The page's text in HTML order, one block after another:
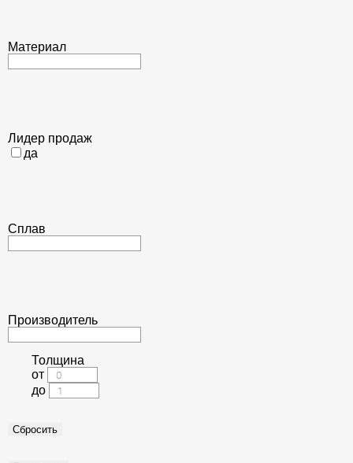
Материал
Лидер продаж
да
Сплав
Производитель
Толщина
от
до